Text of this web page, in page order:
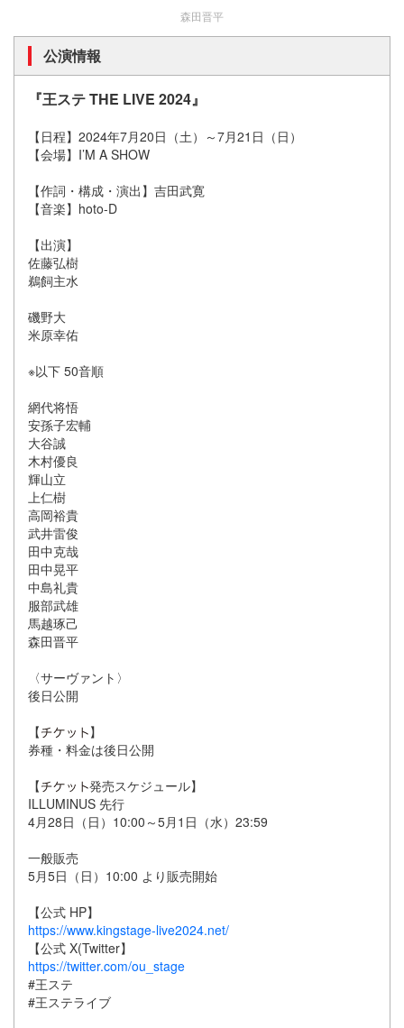
森田晋平
公演情報
『王ステ THE LIVE 2024』
【日程】​2024年7月20日（土）～7月21日（日）
【会場】I’M A SHOW
【作詞・構成・演出】吉田武寛
【音楽】hoto-D
【出演】
佐藤弘樹
鵜飼主水
磯野大
米原幸佑
※以下 50音順
網代将悟
安孫子宏輔
大谷誠
木村優良
輝山立
上仁樹
高岡裕貴
武井雷俊
田中克哉
田中晃平
中島礼貴
服部武雄
馬越琢己
森田晋平
〈サーヴァント〉
後日公開
【
】
券種・料金は後日公開
【
発売スケジュール】
ILLUMINUS 先行
4月28日（日）10:00～5月1日（水）23:59
一般販売
5月5日（日）10:00 より販売開始
【公式 HP】
https://www.kingstage-live2024.net/
【公式 X(Twitter】
https://twitter.com/ou_stage
#王ステ
#王ステライブ